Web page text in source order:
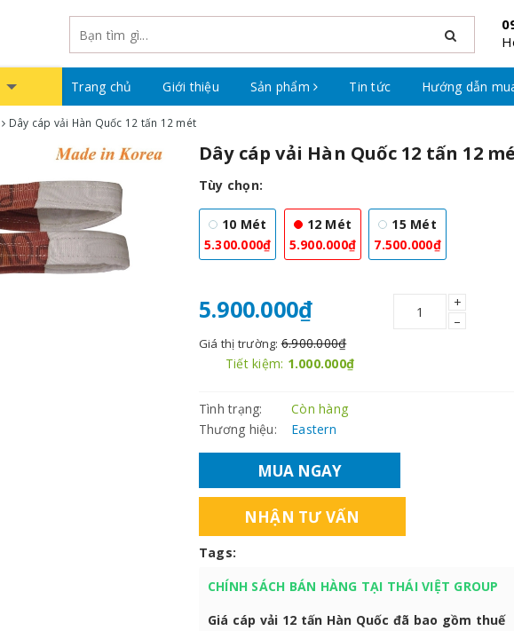
Trang chủ Giới thiệu Sản phẩm Tin tức Hướng dẫn
Dây cáp vải Hàn Quốc 12 tấn 12 mét
Dây cáp vải Hàn Quốc 12 tấn 12
Tùy chọn:
10 Mét
5.300.000₫
12 Mét
5.900.000₫
15 Mét
7.500.000₫
5.900.000₫
Giá thị trường:6.900.000₫
Tiết kiệm: 1.000.000₫
+
–
Tình trạng:
Còn hàng
Thương hiệu:
Eastern
MUA NGAY
NHẬN TƯ VẤN
Tags:
CHÍNH SÁCH BÁN HÀNG TẠI THÁI VIỆT GROUP
Giá cáp vải 12 tấn Hàn Quốc đã bao gồm thuế